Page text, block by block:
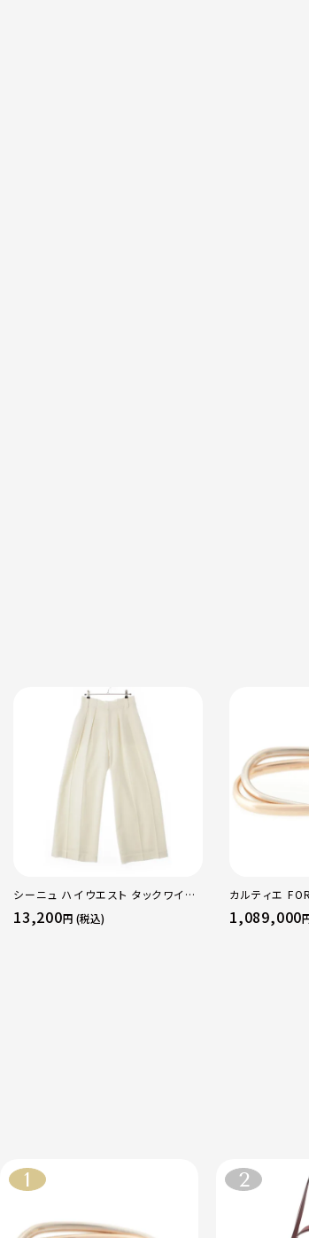
シーニュ ハイウエスト タックワイド
パンツ ボトムス オフホワイト 0
13,200円 (税込)
カルティエ
sacai サカイ
トリニティ リ
1,089,000